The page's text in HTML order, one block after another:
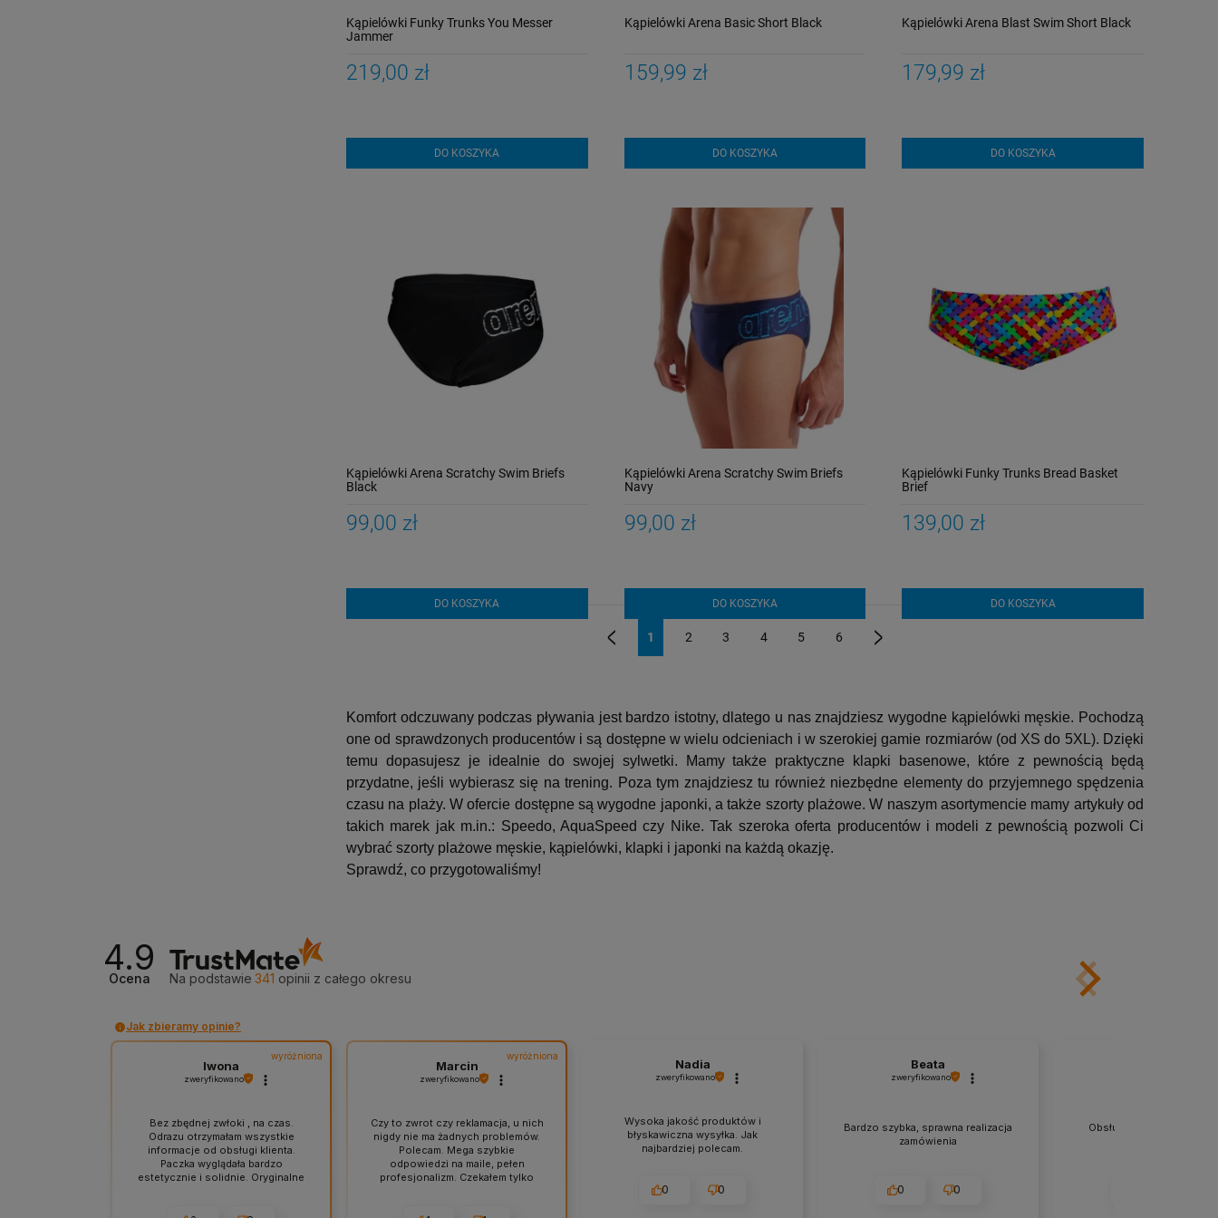
Kąpielówki Funky Trunks You Messer
Jammer
219,00 zł
DO KOSZYKA
Kąpielówki Arena Basic Short Black
159,99 zł
DO KOSZYKA
Kąpielówki Arena Blast Swim Short Black
179,99 zł
DO KOSZYKA
Kąpielówki Arena Scratchy Swim Briefs
Black
99,00 zł
DO KOSZYKA
Kąpielówki Arena Scratchy Swim Briefs
Navy
99,00 zł
DO KOSZYKA
Kąpielówki Funky Trunks Bread Basket
Brief
139,00 zł
DO KOSZYKA
1 2 3 4 5 6
Komfort odczuwany podczas pływania jest bardzo istotny, dlatego u nas znajdziesz wygodne kąpielówki męskie. Pochodzą
one od sprawdzonych producentów i są dostępne w wielu odcieniach i w szerokiej gamie rozmiarów (od XS do 5XL). Dzięki
temu dopasujesz je idealnie do swojej sylwetki. Mamy także praktyczne klapki basenowe, które z pewnością będą
przydatne, jeśli wybierasz się na trening. Poza tym znajdziesz tu również niezbędne elementy do przyjemnego spędzenia
czasu na plaży. W ofercie dostępne są wygodne japonki, a także szorty plażowe. W naszym asortymencie mamy artykuły od
takich marek jak m.in.: Speedo, AquaSpeed czy Nike. Tak szeroka oferta producentów i modeli z pewnością pozwoli Ci
wybrać szorty plażowe męskie, kąpielówki, klapki i japonki na każdą okazję.
Sprawdź, co przygotowaliśmy!
4.9
Ocena Na podstawie 341 opinii z całego okresu
Jak zbieramy opinie?
wyróżniona
Iwona
zweryfikowano
Bez zbędnej zwłoki , na czas.
Odrazu otrzymałam wszystkie
informacje od obsługi klienta.
Paczka wyglądała bardzo
estetycznie i solidnie. Oryginalne
wyróżniona
Marcin
zweryfikowano
Czy to zwrot czy reklamacja, u nich
nigdy nie ma żadnych problemów.
Polecam. Mega szybkie
odpowiedzi na maile, pełen
profesjonalizm. Czekałem tylko
Nadia
zweryfikowano
Wysoka jakość produktów i
błyskawiczna wysyłka. Jak
najbardziej polecam.
0 0
Beata
zweryfikowano
Bardzo szybka, sprawna realizacja
zamówienia
0 0
Obsługa fantastyczna,